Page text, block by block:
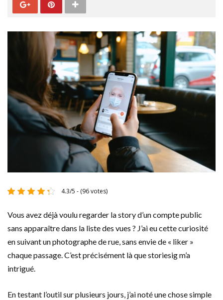
4.3/5 - (96 votes)
Vous avez déjà voulu regarder la story d’un compte public
sans apparaître dans la liste des vues ? J’ai eu cette curiosité
en suivant un photographe de rue, sans envie de « liker »
chaque passage. C’est précisément là que storiesig m’a
intrigué.
En testant l’outil sur plusieurs jours, j’ai noté une chose simple